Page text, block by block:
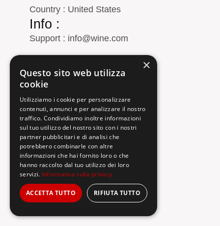
Country : United States
Info :
Support : info@wine.com
Phone : + 21 2445674
×
Questo sito web utilizza
cookie
Utilizziamo i cookie per personalizzare
contenuti, annunci e per analizzare il nostro
traffico. Condividiamo inoltre informazioni
sul tuo utilizzo del nostro sito con i nostri
partner pubblicitari e di analisi che
potrebbero combinarle con altre
informazioni che hai fornito loro o che
hanno raccolto dal tuo utilizzo dei loro
servizi. Informativa sulla privacy
ACCETTA TUTTO RIFIUTA TUTTO